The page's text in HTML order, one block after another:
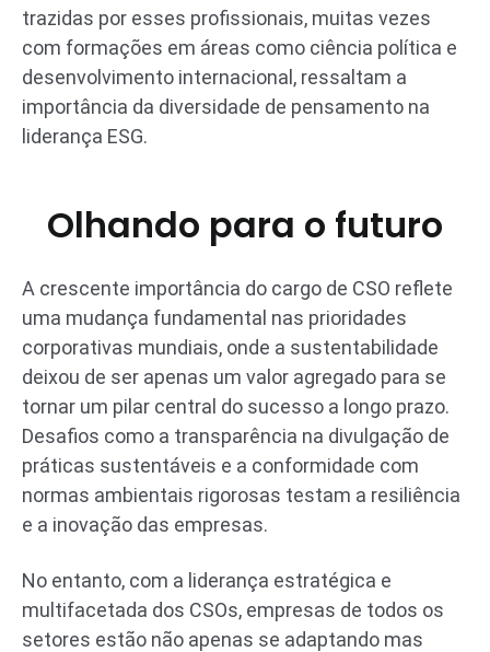
trazidas por esses profissionais, muitas vezes
com formações em áreas como ciência política e
desenvolvimento internacional, ressaltam a
importância da diversidade de pensamento na
liderança ESG.
Olhando para o futuro
A crescente importância do cargo de CSO reflete
uma mudança fundamental nas prioridades
corporativas mundiais, onde a sustentabilidade
deixou de ser apenas um valor agregado para se
tornar um pilar central do sucesso a longo prazo.
Desafios como a transparência na divulgação de
práticas sustentáveis e a conformidade com
normas ambientais rigorosas testam a resiliência
e a inovação das empresas.
No entanto, com a liderança estratégica e
multifacetada dos CSOs, empresas de todos os
setores estão não apenas se adaptando mas